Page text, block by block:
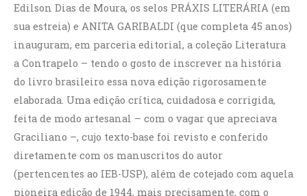
Edilson Dias de Moura, os selos PRÁXIS LITERÁRIA (em
sua estreia) e ANITA GARIBALDI (que completa 45 anos)
inauguram, em parceria editorial, a coleção Literatura
a Contrapelo – tendo o gosto de inscrever na história
do livro brasileiro essa nova edição rigorosamente
elaborada. Uma edição crítica, cuidadosa e corrigida,
feita de modo artesanal – com o vagar que apreciava
Graciliano –, cujo texto-base foi revisto e conferido
diretamente com os manuscritos do autor
(pertencentes ao IEB-USP), além de cotejado com aquela
pioneira edição de 1944, mais precisamente, com o